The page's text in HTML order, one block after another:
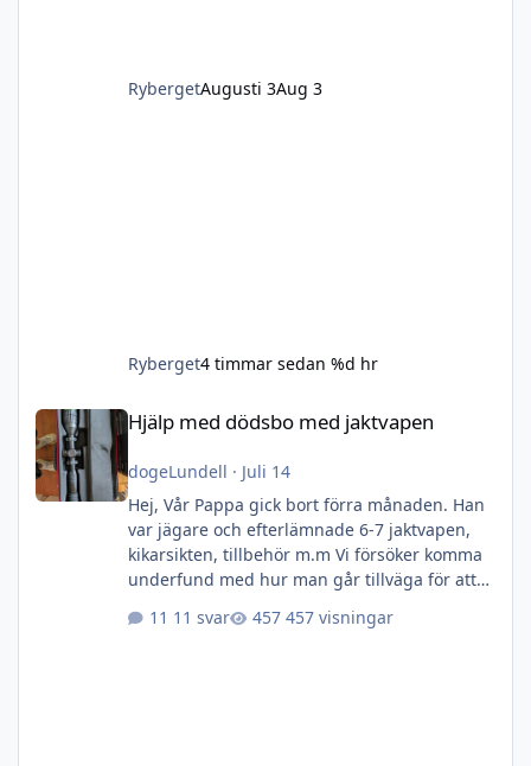
RybergetAugusti 3Aug 3
Ryberget4 timmar sedan %d hr
Hjälp med dödsbo med jaktvapen
Hjälp med dödsbo med jaktvapen
dogeLundell · Juli 14
Hej, Vår Pappa gick bort förra månaden. Han
var jägare och efterlämnade 6-7 jaktvapen,
kikarsikten, tillbehör m.m Vi försöker komma
underfund med hur man går tillväga för att
lite Jaktbutikers hemsidor inom länet (Västra
11 svar 457 visningar